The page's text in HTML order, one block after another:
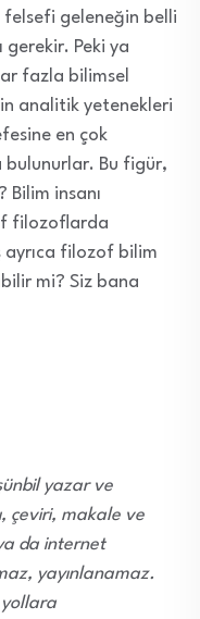
felsefi geleneğin belli
gerekir. Peki ya
fazla bilimsel
analitik yetenekleri
en çok
bulunurlar. Bu figür,
insanı
filozoflarda
ayrıca filozof bilim
mi? Siz bana
yazar ve
çeviri, makale ve
da internet
yayınlanamaz.
yollara